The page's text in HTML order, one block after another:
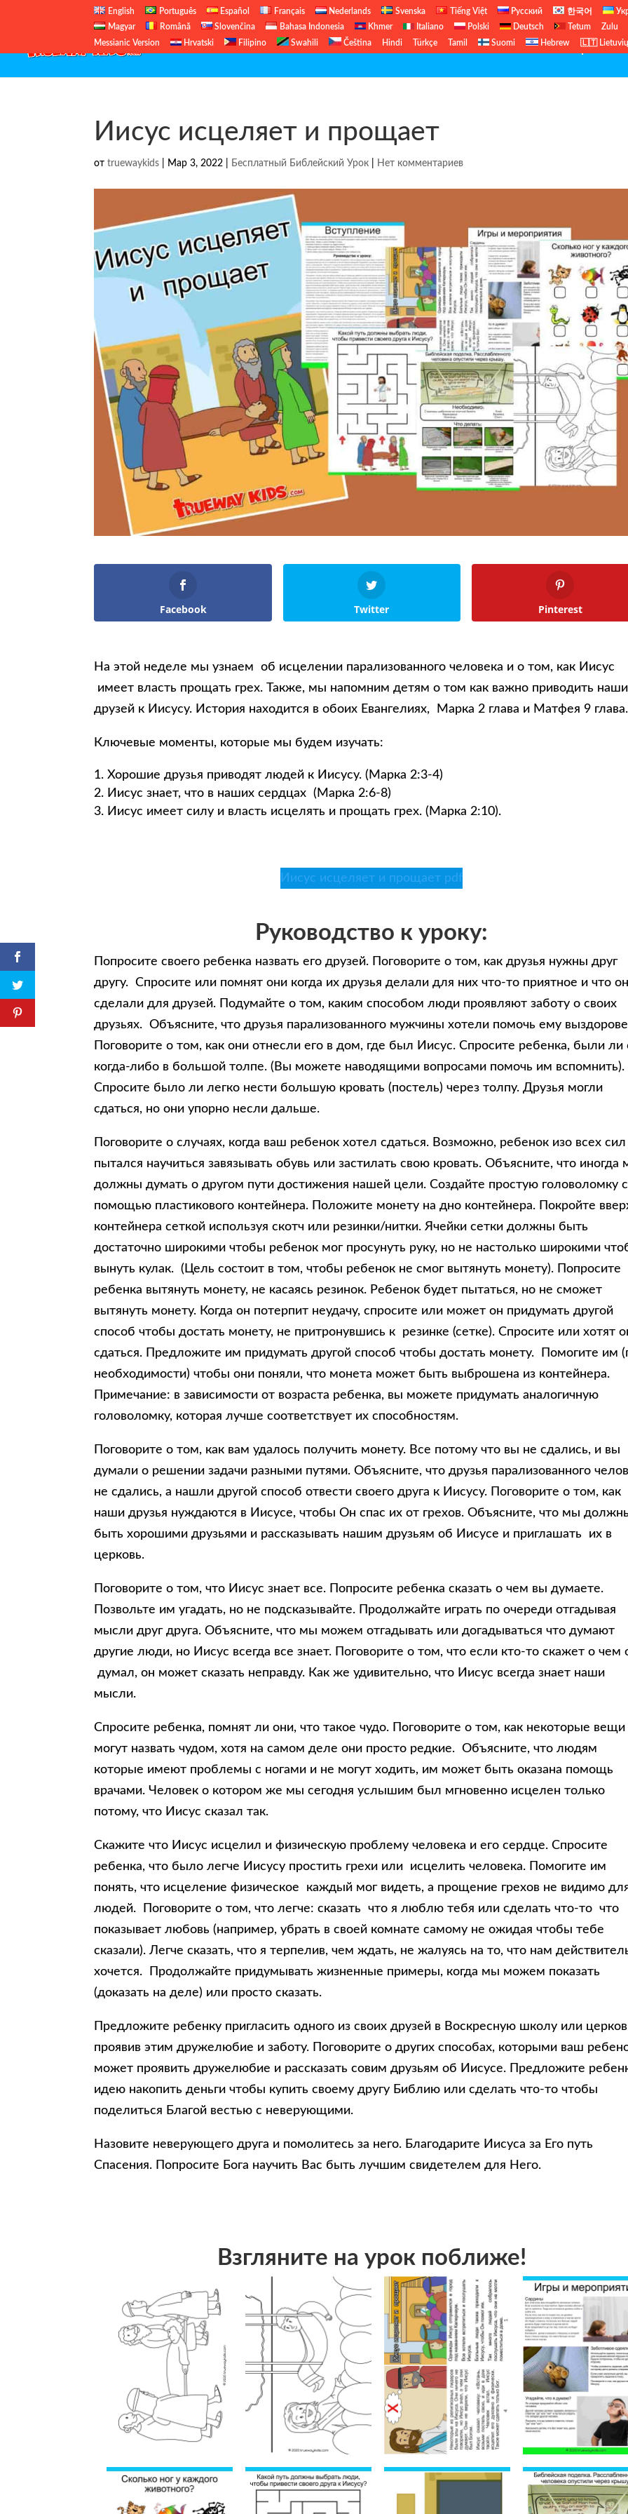
English Português Español Français Nederlands Svenska Tiếng Việt Русский 한국어
Magyar
Română Slovenčina Bahasa Indonesia Khmer Italiano Polski Deutsch Tetum
Zulu
Messianic Version
Hrvatski Filipino Swahili Čeština Hindi Türkçe Tamil Suomi Hebrew 🇱🇹
Бесплатный Библейский Урок
Иисус исцеляет и прощает
отtruewaykids Мар 3, 2022 Бесплатный Библейский Урок Нет комментариев
Facebook Twitter Pinterest
На этой неделе мы узнаем об исцелении парализованного человека и о том, как Иисус
имеет власть прощать грех. Также, мы напомним детям о том как важно приводить
друзей к Иисусу. История находится в обоих Евангелиях, Марка 2 глава и Матфея 9 глава.
Ключевые моменты, которые мы будем изучать:
Хорошие друзья приводят людей к Иисусу. (Марка 2:3-4)
Иисус знает, что в наших сердцах (Марка 2:6-8)
Иисус имеет силу и власть исцелять и прощать грех. (Марка 2:10).
Иисус исцеляет и прощает pdf
Руководство к уроку:
Попросите своего ребенка назвать его друзей. Поговорите о том, как друзья нужны друг
другу. Спросите или помнят они когда их друзья делали для них что-то приятное и что
сделали для друзей. Подумайте о том, каким способом люди проявляют заботу о своих
друзьях. Объясните, что друзья парализованного мужчины хотели помочь ему
Поговорите о том, как они отнесли его в дом, где был Иисус. Спросите ребенка, были ли
когда-либо в большой толпе. (Вы можете наводящими вопросами помочь им вспомнить).
Спросите было ли легко нести большую кровать (постель) через толпу. Друзья могли
сдаться, но они упорно несли дальше.
Поговорите о случаях, когда ваш ребенок хотел сдаться. Возможно, ребенок изо всех сил
пытался научиться завязывать обувь или застилать свою кровать. Объясните, что иногда
должны думать о другом пути достижения нашей цели. Создайте простую головоломку с
помощью пластикового контейнера. Положите монету на дно контейнера. Покройте
контейнера сеткой используя скотч или резинки/нитки. Ячейки сетки должны быть
достаточно широкими чтобы ребенок мог просунуть руку, но не настолько широкими
вынуть кулак. (Цель состоит в том, чтобы ребенок не смог вытянуть монету). Попросите
ребенка вытянуть монету, не касаясь резинок. Ребенок будет пытаться, но не сможет
вытянуть монету. Когда он потерпит неудачу, спросите или может он придумать другой
способ чтобы достать монету, не притронувшись к резинке (сетке). Спросите или хотят
сдаться. Предложите им придумать другой способ чтобы достать монету. Помогите им
необходимости) чтобы они поняли, что монета может быть выброшена из контейнера.
Примечание: в зависимости от возраста ребенка, вы можете придумать аналогичную
головоломку, которая лучше соответствует их способностям.
Поговорите о том, как вам удалось получить монету. Все потому что вы не сдались, и вы
думали о решении задачи разными путями. Объясните, что друзья парализованного
не сдались, а нашли другой способ отвести своего друга к Иисусу. Поговорите о том, как
наши друзья нуждаются в Иисусе, чтобы Он спас их от грехов. Объясните, что мы
быть хорошими друзьями и рассказывать нашим друзьям об Иисусе и приглашать их в
церковь.
Поговорите о том, что Иисус знает все. Попросите ребенка сказать о чем вы думаете.
Позвольте им угадать, но не подсказывайте. Продолжайте играть по очереди отгадывая
мысли друг друга. Объясните, что мы можем отгадывать или догадываться что думают
другие люди, но Иисус всегда все знает. Поговорите о том, что если кто-то скажет о чем
думал, он может сказать неправду. Как же удивительно, что Иисус всегда знает наши
мысли.
Спросите ребенка, помнят ли они, что такое чудо. Поговорите о том, как некоторые вещи
могут назвать чудом, хотя на самом деле они просто редкие. Объясните, что людям
которые имеют проблемы с ногами и не могут ходить, им может быть оказана помощь
врачами. Человек о котором же мы сегодня услышим был мгновенно исцелен только
потому, что Иисус сказал так.
Скажите что Иисус исцелил и физическую проблему человека и его сердце. Спросите
ребенка, что было легче Иисусу простить грехи или исцелить человека. Помогите им
понять, что исцеление физическое каждый мог видеть, а прощение грехов не видимо
людей. Поговорите о том, что легче: сказать что я люблю тебя или сделать что-то что
показывает любовь (например, убрать в своей комнате самому не ожидая чтобы тебе
сказали). Легче сказать, что я терпелив, чем ждать, не жалуясь на то, что нам
хочется. Продолжайте придумывать жизненные примеры, когда мы можем показать
(доказать на деле) или просто сказать.
Предложите ребенку пригласить одного из своих друзей в Воскресную школу или
проявив этим дружелюбие и заботу. Поговорите о других способах, которыми ваш
может проявить дружелюбие и рассказать совим друзьям об Иисусе. Предложите
идею накопить деньги чтобы купить своему другу Библию или сделать что-то чтобы
поделиться Благой вестью с неверующими.
Назовите неверующего друга и помолитесь за него. Благодарите Иисуса за Его путь
Спасения. Попросите Бога научить Вас быть лучшим свидетелем для Него.
Взгляните на урок поближе!